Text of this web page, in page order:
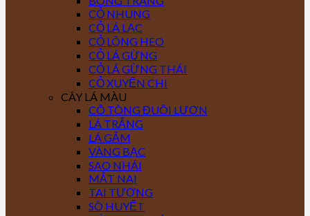
CỎ NHUNG
CỎ LÁ LẠC
CỎ LÔNG HEO
CỎ LÁ GỪNG
CỎ LÁ GỪNG THÁI
CỎ XUYẾN CHI
CÂY LÁ MÀU
CÔ TÒNG ĐUÔI LƯƠN
LÁ TRẮNG
LÁ GẤM
VÀNG BẠC
SAO NHÁI
MẮT NAI
TAI TƯỢNG
SÒ HUYẾT